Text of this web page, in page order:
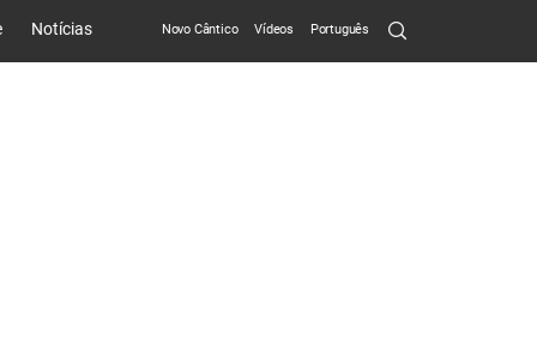
Notícias Novo Cântico Vídeos Português Search
Submit